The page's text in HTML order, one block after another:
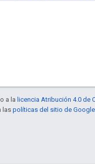
a la licencia Atribución 4.0 de
laspolíticas del sitio de